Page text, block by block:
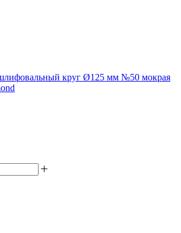
круг Ø125 мм №50 мокрая